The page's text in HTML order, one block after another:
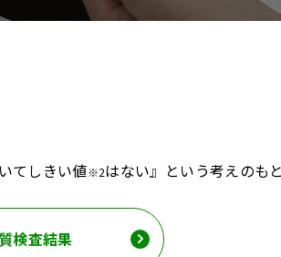
てしきい値※2はない』という考えのも
検査結果